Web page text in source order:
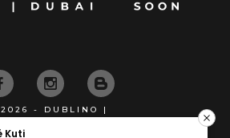
- DUBLINO |
KÉSZÍTETTE